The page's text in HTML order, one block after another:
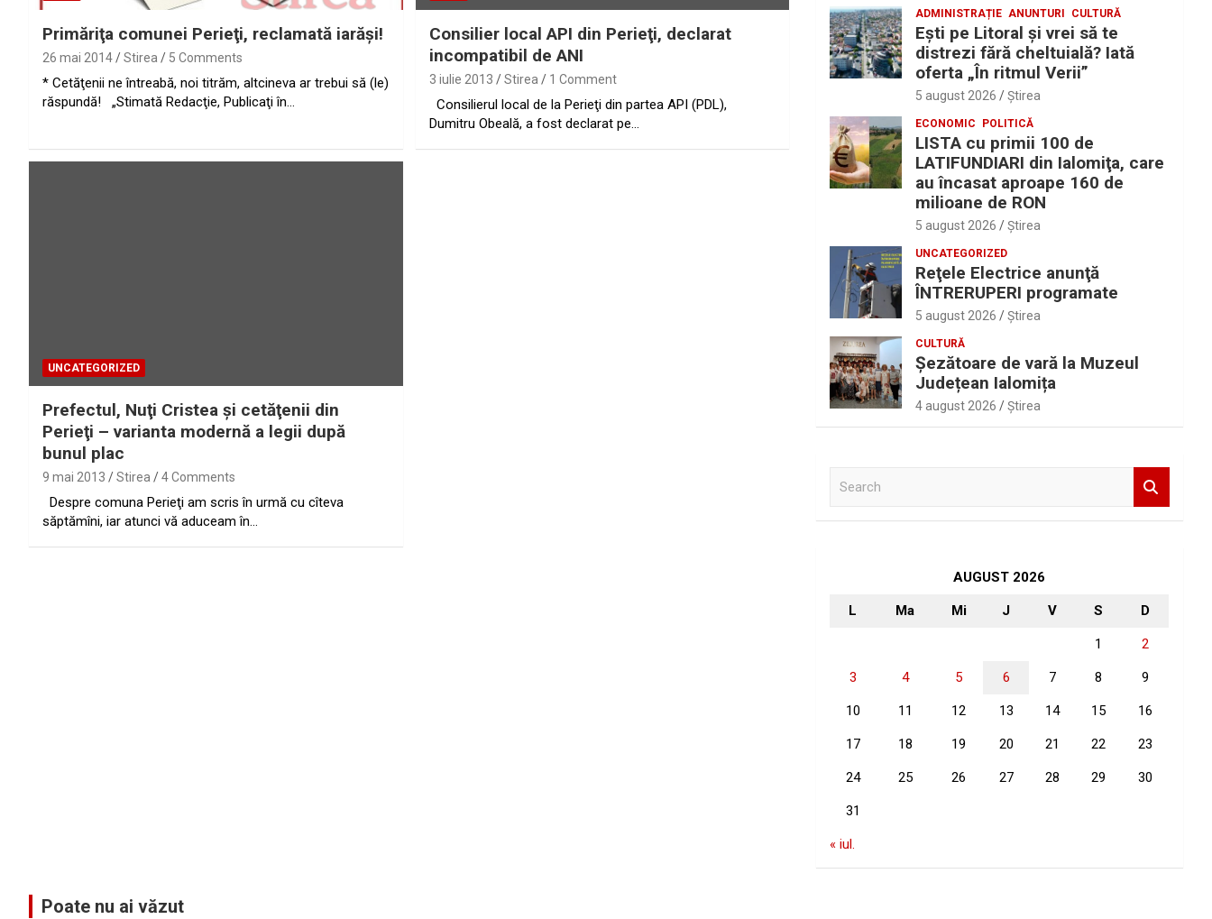
Primăriţa comunei Perieţi, reclamată iarăşi!
26 mai 2014 Stirea 5 Comments
* Cetăţenii ne întreabă, noi titrăm, altcineva ar trebui să (le)
răspundă! „Stimată Redacţie, Publicaţi în…
Consilier local API din Perieţi, declarat
incompatibil de ANI
3 iulie 2013 Stirea 1 Comment
Consilierul local de la Perieţi din partea API (PDL),
Dumitru Obeală, a fost declarat pe…
UNCATEGORIZED
Prefectul, Nuţi Cristea şi cetăţenii din
Perieţi – varianta modernă a legii după
bunul plac
9 mai 2013 Stirea 4 Comments
Despre comuna Perieţi am scris în urmă cu cîteva
săptămîni, iar atunci vă aduceam în…
ADMINISTRAȚIE ANUNTURI CULTURĂ
Eşti pe Litoral şi vrei să te
distrezi fără cheltuială? Iată
oferta „În ritmul Verii”
5 august 2026 Ştirea
ECONOMIC POLITICĂ
LISTA cu primii 100 de
LATIFUNDIARI din Ialomiţa, care
au încasat aproape 160 de
milioane de RON
5 august 2026 Ştirea
UNCATEGORIZED
Reţele Electrice anunţă
ÎNTRERUPERI programate
5 august 2026 Ştirea
CULTURĂ
Șezătoare de vară la Muzeul
Județean Ialomița
4 august 2026 Ştirea
AUGUST 2026
L Ma Mi J V S D
1 2
3 4 5 6 7 8 9
10 11 12 13 14 15 16
17 18 19 20 21 22 23
24 25 26 27 28 29 30
31
« iul.
Poate nu ai văzut